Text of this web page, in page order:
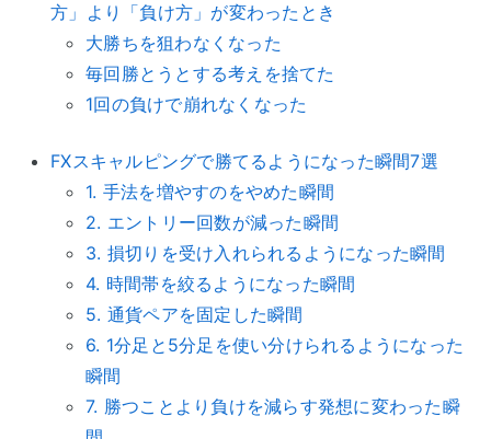
方」より「負け方」が変わったとき
大勝ちを狙わなくなった
毎回勝とうとする考えを捨てた
1回の負けで崩れなくなった
FXスキャルピングで勝てるようになった瞬間7選
1. 手法を増やすのをやめた瞬間
2. エントリー回数が減った瞬間
3. 損切りを受け入れられるようになった瞬間
4. 時間帯を絞るようになった瞬間
5. 通貨ペアを固定した瞬間
6. 1分足と5分足を使い分けられるようになった
瞬間
7. 勝つことより負けを減らす発想に変わった瞬